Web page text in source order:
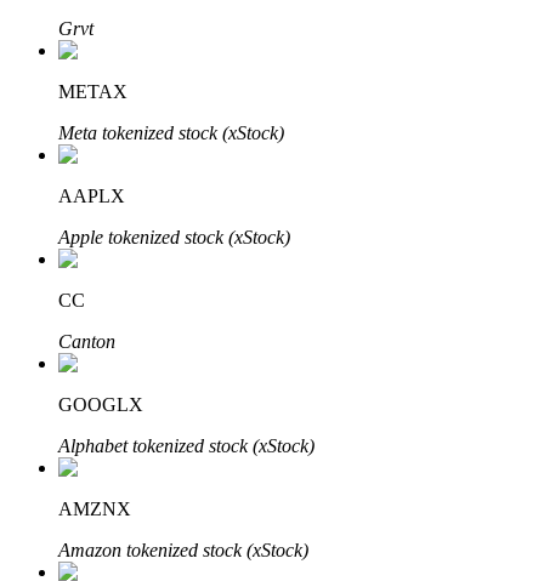
Изучите стейкинг
Узнайте о пассивном доходе
Grvt
METAX
Meta tokenized stock (xStock)
AAPLX
Apple tokenized stock (xStock)
CC
Canton
GOOGLX
Alphabet tokenized stock (xStock)
AMZNX
Amazon tokenized stock (xStock)